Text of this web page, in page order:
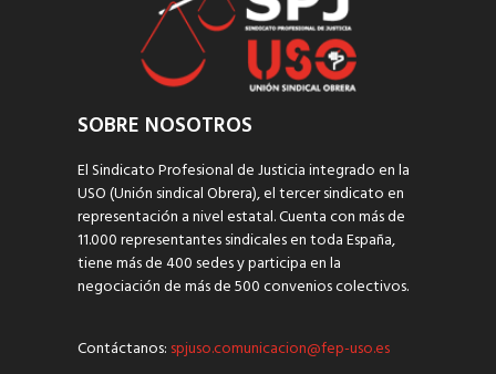
SOBRE NOSOTROS
El Sindicato Profesional de Justicia integrado en la
USO (Unión sindical Obrera), el tercer sindicato en
representación a nivel estatal. Cuenta con más de
11.000 representantes sindicales en toda España,
tiene más de 400 sedes y participa en la
negociación de más de 500 convenios colectivos.
Contáctanos: spjuso.comunicacion@fep-uso.es